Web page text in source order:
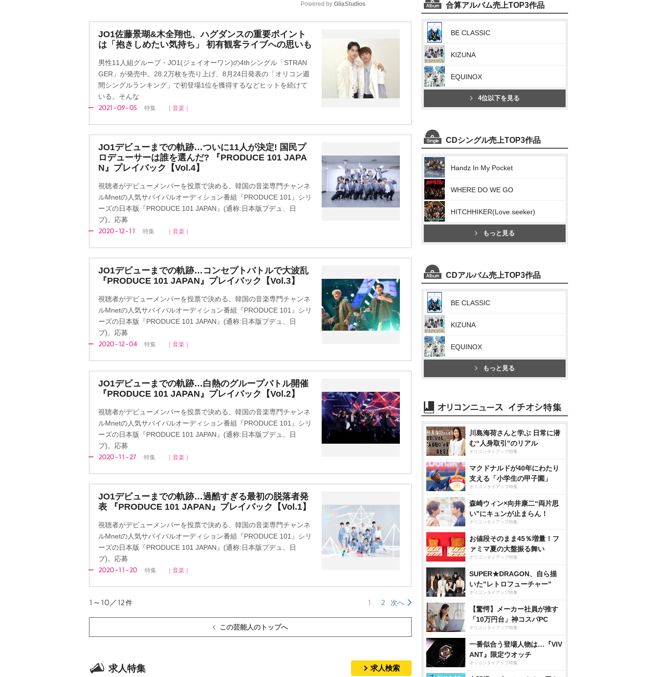
Powered by GliaStudios
JO1佐藤景瑚&木全翔也、ハグダンスの重要ポイント
は「抱きしめたい気持ち」 初有観客ライブへの思いも
男性11人組グループ・JO1(ジェイオーワン)の4thシングル「STRAN
GER」が発売中。28.2万枚を売り上げ、8月24日発表の「オリコン週
間シングルランキング」で初登場1位を獲得するなどヒットを続けて
いる。そんな
2021-09-05 特集 ｜音楽｜
JO1デビューまでの軌跡…ついに11人が決定! 国民プ
ロデューサーは誰を選んだ? 『PRODUCE 101 JAPA
N』プレイバック【Vol.4】
視聴者がデビューメンバーを投票で決める、韓国の音楽専門チャンネ
ルMnetの人気サバイバルオーディション番組『PRODUCE 101』シリ
ーズの日本版『PRODUCE 101 JAPAN』(通称:日本版プデュ、日
プ)。応募
2020-12-11 特集 ｜音楽｜
JO1デビューまでの軌跡…コンセプトバトルで大波乱
『PRODUCE 101 JAPAN』プレイバック【Vol.3】
視聴者がデビューメンバーを投票で決める、韓国の音楽専門チャンネ
ルMnetの人気サバイバルオーディション番組『PRODUCE 101』シリ
ーズの日本版『PRODUCE 101 JAPAN』(通称:日本版プデュ、日
プ)。応募
2020-12-04 特集 ｜音楽｜
JO1デビューまでの軌跡…白熱のグループバトル開催
『PRODUCE 101 JAPAN』プレイバック【Vol.2】
視聴者がデビューメンバーを投票で決める、韓国の音楽専門チャンネ
ルMnetの人気サバイバルオーディション番組『PRODUCE 101』シリ
ーズの日本版『PRODUCE 101 JAPAN』(通称:日本版プデュ、日
プ)。応募
2020-11-27 特集 ｜音楽｜
JO1デビューまでの軌跡…過酷すぎる最初の脱落者発
表 『PRODUCE 101 JAPAN』プレイバック【Vol.1】
視聴者がデビューメンバーを投票で決める、韓国の音楽専門チャンネ
ルMnetの人気サバイバルオーディション番組『PRODUCE 101』シリ
ーズの日本版『PRODUCE 101 JAPAN』(通称:日本版プデュ、日
プ)。応募
2020-11-20 特集 ｜音楽｜
1～10／12件 1 2 次へ
この芸能人のトップへ
求人特集 求人検索
合算アルバム売上TOP3作品
BE CLASSIC
KIZUNA
EQUINOX
4位以下を見る
CDシングル売上TOP3作品
Handz In My Pocket
WHERE DO WE GO
HITCHHIKER(Love seeker)
もっと見る
CDアルバム売上TOP3作品
BE CLASSIC
KIZUNA
EQUINOX
もっと見る
川島海荷さんと学ぶ 日常に潜
む“人身取引”のリアル
オリコンタイアップ特集
マクドナルドが40年にわたり
支える「小学生の甲子園」
オリコンタイアップ特集
森崎ウィン×向井康二“両片思
い”にキュンが止まらん！
オリコンタイアップ特集
お値段そのまま45％増量！フ
ァミマ夏の大盤振る舞い
オリコンタイアップ特集
SUPER★DRAGON、自ら描
いた”レトロフューチャー”
オリコンタイアップ特集
【驚愕】メーカー社員が推す
「10万円台」神コスパPC
オリコンタイアップ特集
一番似合う登場人物は…『VIV
ANT』限定ウオッチ
オリコンタイアップ特集